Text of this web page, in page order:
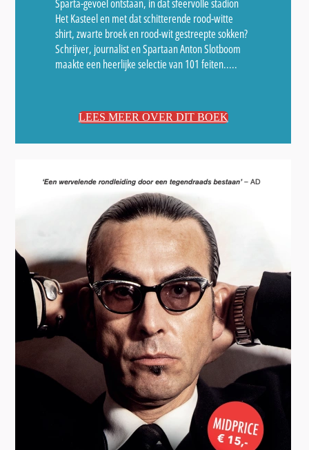
Sparta-gevoel ontstaan, in dat sfeervolle stadion
Het Kasteel en met dat schitterende rood-witte
shirt, zwarte broek en rood-wit gestreepte sokken?
Schrijver, journalist en Spartaan Anton Slotboom
maakte een heerlijke selectie van 101 feiten.....
LEES MEER OVER DIT BOEK